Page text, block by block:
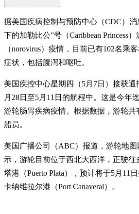
据美国疾病控制与预防中心（CDC）
下的加勒比公”号（Caribbean Princess
（norovirus）疫情，目前已有102名乘
症状，包括腹泻和呕吐。
美国疾控中心星期四（5月7日）接获
月28日至5月11日的航程中。这是今年
游轮肠胃疾病疫情。根据数据，游轮共
船员。
美国广播公司（ABC）报道，游轮地图
示，游轮目前位于西北大西洋，正驶
塔港（Puerto Plata），预计将于5月11
卡纳维拉尔港（Port Canaveral）。